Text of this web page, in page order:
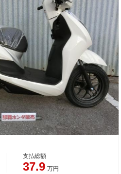
支払総額
37.9 万円